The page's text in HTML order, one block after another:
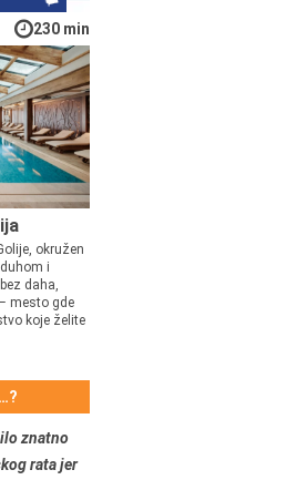
230 min
okružen
i
daha,
mesto gde
koje želite
znatno
rata jer